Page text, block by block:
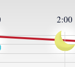
2:00